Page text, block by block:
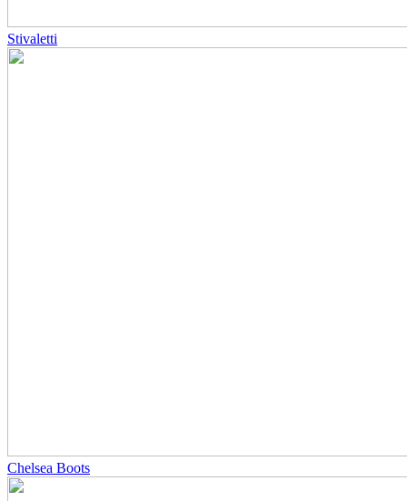
Stivaletti
Chelsea Boots